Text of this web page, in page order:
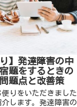
り】発達障害の中
題をするときの
題点と改善策
りをいただきました
介します。発達障害の